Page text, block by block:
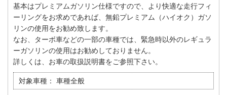
基本はプレミアムガソリン仕様ですので、より快適な走行フィ
ーリングをお求めであれば、無鉛プレミアム（ハイオク）ガソ
リンの使用をお勧め致します。
なお、ターボ車などの一部の車種では、緊急時以外のレギュラ
ーガソリンの使用はお勧めしておりません。
詳しくは、お車の取扱説明書をご参照下さい。
対象車種： 車種全般